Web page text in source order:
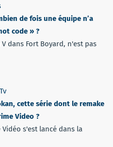
de fois une équipe n’a
code » ?
dans Fort Boyard, n'est pas
cette série dont le remake
Video ?
s'est lancé dans la